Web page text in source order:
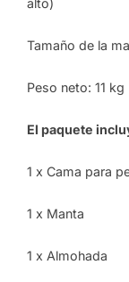
Tamaño de la
Peso neto: 11 kg
El paquete
1 x Cama para
1 x Manta
1 x Almohada